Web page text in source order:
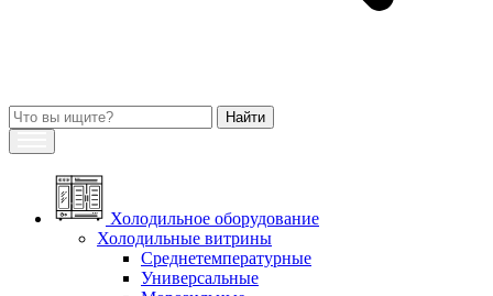
Холодильное оборудование
Холодильные витрины
Среднетемпературные
Универсальные